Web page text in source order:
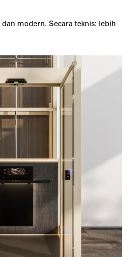
modern. Secara teknis: lebih